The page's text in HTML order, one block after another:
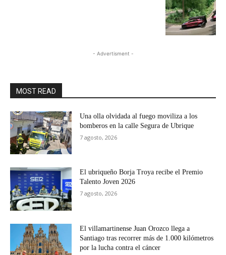
- Advertisment -
MOST READ
Una olla olvidada al fuego moviliza a los
bomberos en la calle Segura de Ubrique
7 agosto, 2026
El ubriqueño Borja Troya recibe el Premio
Talento Joven 2026
7 agosto, 2026
El villamartinense Juan Orozco llega a
Santiago tras recorrer más de 1.000 kilómetros
por la lucha contra el cáncer